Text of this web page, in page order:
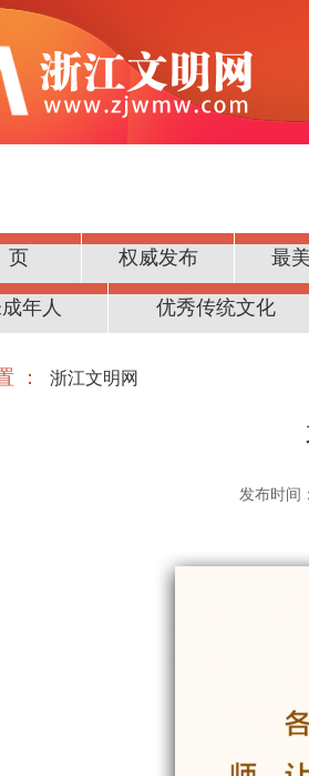
权威发布 最
道德
年人 优秀传统文化
： 浙江文明网
发布时间